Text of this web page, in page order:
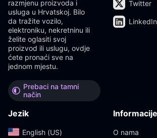
razmjenu proizvoda i
usluga u Hrvatskoj. Bilo
da tražite vozilo,
elektroniku, nekretninu ili
želite oglasiti svoj
proizvod ili uslugu, ovdje
ćete pronaći sve na
jednom mjestu.
Prebaci na tamni
način
Twitter
LinkedIn
Jezik
English (US)‎
Informacije
O nama